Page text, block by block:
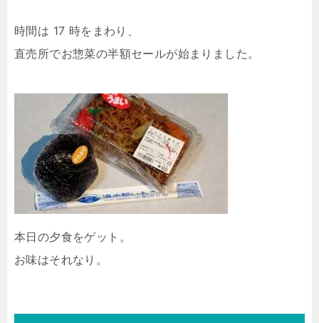
時間は 17 時をまわり、
直売所でお惣菜の半額セールが始まりました。
本日の夕食をゲット。
お味はそれなり。